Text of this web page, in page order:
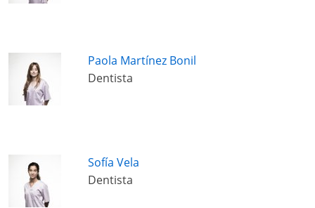
Paola Martínez Bonil
Dentista
Sofía Vela
Dentista